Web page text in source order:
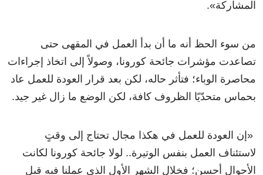
المشاركة».
من سوء الحظ أنه ما أن بدأ العمل في المقهى حتى
تصاعدت مؤشرات جائحة كورونا، وصولاً إلى اتخاذ إجراءات
محاصرة الوباء؛ فتأثر حاله، لكن بعد قرار العودة للعمل عاد
بحماس متحدّيًا الظروف كافة، لكن الوضع ما زال غير جيد.
«إن العودة للعمل في هكذا مجال تحتاج إلى وقتٍ
لاستئناف العمل بنفس الوتيرة.. لولا جائحة كورونا لكانت
الأحوال أحسن؛ فخلال الشهر الأول الذي عملنا فيه قبل